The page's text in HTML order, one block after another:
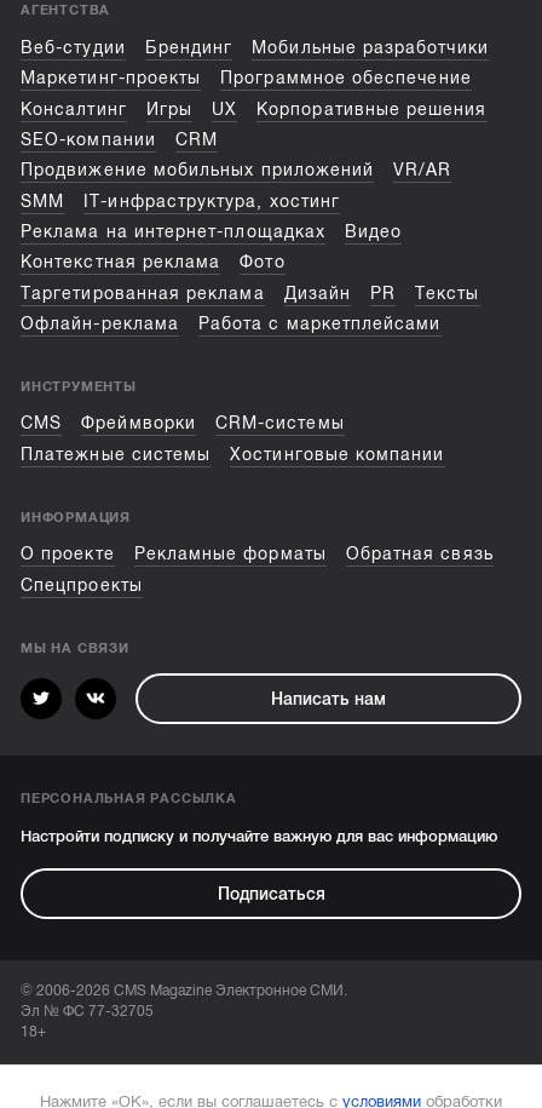
АГЕНТСТВА
Веб-студии Брендинг
Мобильные разработчики
Маркетинг-проекты
Программное обеспечение
Консалтинг
Игры UX
Корпоративные решения
SEO-компании
CRM
Продвижение мобильных приложений
VR/AR
SMM
IT-инфраструктура, хостинг
Реклама на интернет-площадках
Видео
Контекстная реклама
Фото
Таргетированная реклама
Дизайн PR
Тексты
Офлайн-реклама
Работа с маркетплейсами
ИНСТРУМЕНТЫ
CMS Фреймворки
CRM-системы
Платежные системы
Хостинговые компании
ИНФОРМАЦИЯ
О проекте Рекламные форматы
Обратная связь
Спецпроекты
МЫ НА СВЯЗИ
Написать нам
ПЕРСОНАЛЬНАЯ РАССЫЛКА
Настройти подписку и получайте важную для вас информацию
Подписаться
© 2006-2026 CMS Magazine Электронное СМИ.
Эл № ФС 77-32705
18+
Нажмите «ОК», если вы соглашаетесь с условиями обработки